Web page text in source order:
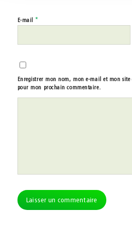
E-mail *
Enregistrer mon nom, mon e-mail et mon site
pour mon prochain commentaire.